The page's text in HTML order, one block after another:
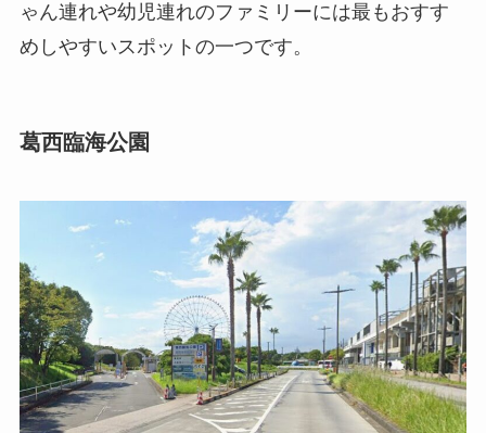
ゃん連れや幼児連れのファミリーには最もおすす
めしやすいスポットの一つです。
葛西臨海公園